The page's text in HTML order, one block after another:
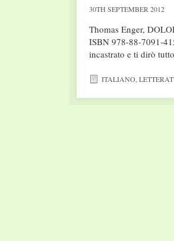
30TH SEPTEMBER 2012
Thomas Enger,
ISBN 978-88-7091-
incastrato e ti dirò
ITALIANO,